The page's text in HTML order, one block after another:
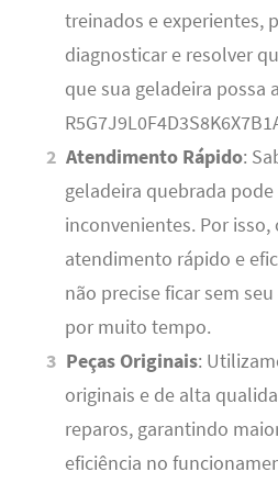
treinados e experientes,
diagnosticar e resolver
que sua geladeira possa
Atendimento Rápido:
geladeira quebrada
inconvenientes. Por isso,
atendimento rápido e
não precise ficar sem
por muito tempo.
Peças Originais:
originais e de alta
reparos, garantindo
eficiência no